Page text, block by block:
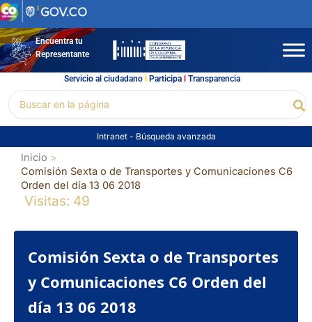
Ir
al
contenidoEncuentra tu
Representante
Servicio al ciudadano l Participal Transparencia
por:
Intranet - Búsqueda avanzada
Inicio
Comisión Sexta o de Transportes y Comunicaciones C6
Orden del día 13 06 2018
Visitas: 49
Comisión Sexta o de Transportes
y Comunicaciones C6 Orden del
día 13 06 2018